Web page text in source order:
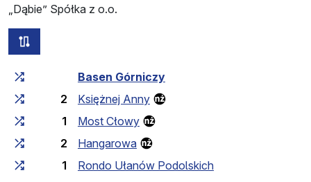
„Dąbie” Spółka z o.o.
Czas przejazdu narastająco
Basen Górniczy
2
Księżnej Anny
1
Most Cłowy
2
Hangarowa
1
Rondo Ułanów Podolskich